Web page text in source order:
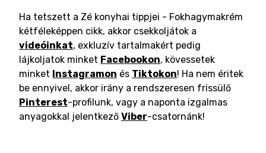
Ha tetszett a Zé konyhai tippjei - Fokhagymakrém
kétféleképpen cikk, akkor csekkoljátok a
videóinkat, exkluzív tartalmakért pedig
lájkoljatok minket Facebookon, kövessetek
minket Instagramon és Tiktokon! Ha nem éritek
be ennyivel, akkor irány a rendszeresen frissülő
Pinterest-profilunk, vagy a naponta izgalmas
anyagokkal jelentkező Viber-csatornánk!